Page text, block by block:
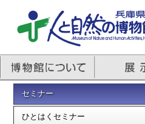
セミナー
ひとはくセミナー